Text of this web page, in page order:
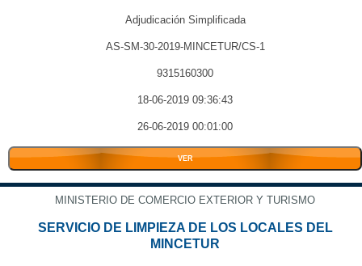
Adjudicación Simplificada
AS-SM-30-2019-MINCETUR/CS-1
9315160300
18-06-2019 09:36:43
26-06-2019 00:01:00
VER
MINISTERIO DE COMERCIO EXTERIOR Y TURISMO
SERVICIO DE LIMPIEZA DE LOS LOCALES DEL
MINCETUR